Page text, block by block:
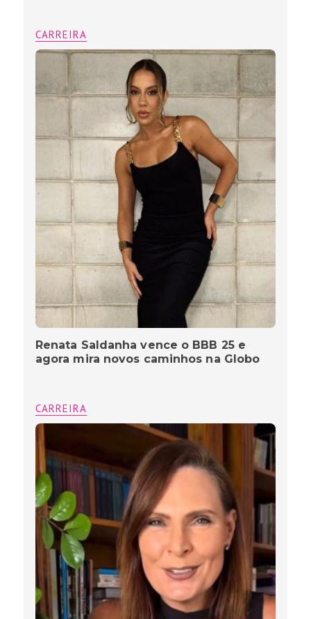
CARREIRA
Renata Saldanha vence o BBB 25 e
agora mira novos caminhos na Globo
CARREIRA